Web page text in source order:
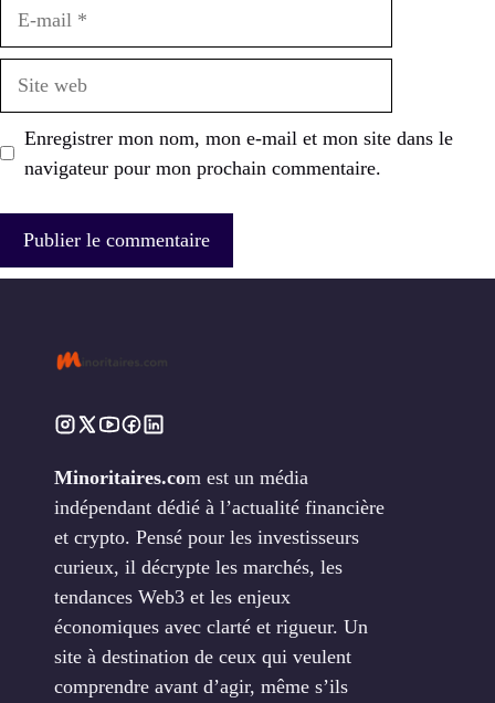
Enregistrer mon nom, mon e-mail et mon site dans le
navigateur pour mon prochain commentaire.
Minoritaires.com est un média
indépendant dédié à l’actualité financière
et crypto. Pensé pour les investisseurs
curieux, il décrypte les marchés, les
tendances Web3 et les enjeux
économiques avec clarté et rigueur. Un
site à destination de ceux qui veulent
comprendre avant d’agir, même s’ils